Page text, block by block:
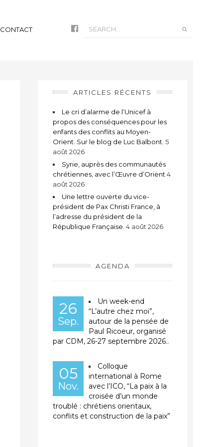
CONTACT
ARTICLES RÉCENTS
Le cri d’alarme de l’Unicef à
propos des conséquences pour les
enfants des conflits au Moyen-
Orient. Sur le blog de Luc Balbont. 5
août 2026
Syrie, auprès des communautés
chrétiennes, avec l’Œuvre d’Orient 4
août 2026
Une lettre ouverte du vice-
président de Pax Christi France, à
l’adresse du président de la
République Française. 4 août 2026
AGENDA
26
Sep.
Un week-end
“L’autre chez moi”,
autour de la pensée de
Paul Ricoeur, organisé
par CDM, 26-27 septembre 2026..
05
Nov.
Colloque
international à Rome
avec l’ICO, “La paix à la
croisée d’un monde
troublé : chrétiens orientaux,
conflits et construction de la paix”